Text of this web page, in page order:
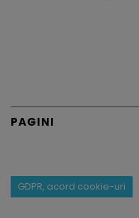
PAGINI
GDPR, acord cookie-uri